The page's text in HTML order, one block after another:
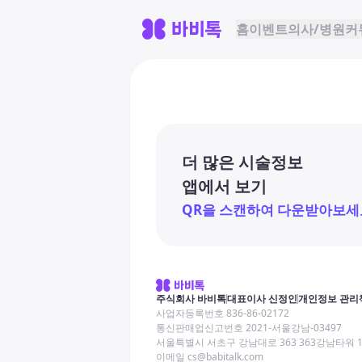
홈이벤트의사/병원커
더 많은 시술정보
앱에서 보기
QR을 스캔하여 다운받아보세
주식회사 바비톡대표이사 신정인개인정보 관리
사업자등록번호 836-86-02172
통신판매업신고번호 2021-서울강남-03497
서울특별시 서초구 강남대로 363 363강남타워
이메일 cs@babitalk.com